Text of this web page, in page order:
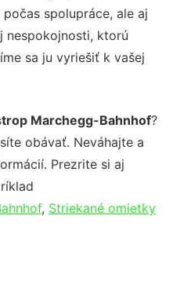
spolupráce, ale aj
nespokojnosti, ktorú
sa ju vyriešiť k vašej
Marchegg-Bahnhof?
obávať. Neváhajte a
Prezrite si aj
, Striekané omietky